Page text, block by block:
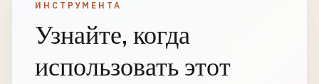
ИНСТРУМЕНТА
Узнайте, когда
использовать этот